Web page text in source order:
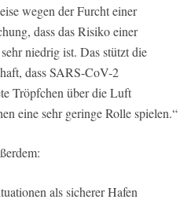
wegen der Furcht einer
dass das Risiko einer
niedrig ist. Das stützt die
dass SARS-CoV-2
Tröpfchen über die Luft
eine sehr geringe Rolle spielen.“
als sicherer Hafen